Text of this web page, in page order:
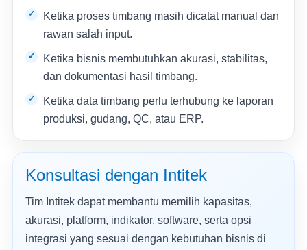
Ketika proses timbang masih dicatat manual dan
rawan salah input.
Ketika bisnis membutuhkan akurasi, stabilitas,
dan dokumentasi hasil timbang.
Ketika data timbang perlu terhubung ke laporan
produksi, gudang, QC, atau ERP.
Konsultasi dengan Intitek
Tim Intitek dapat membantu memilih kapasitas,
akurasi, platform, indikator, software, serta opsi
integrasi yang sesuai dengan kebutuhan bisnis di